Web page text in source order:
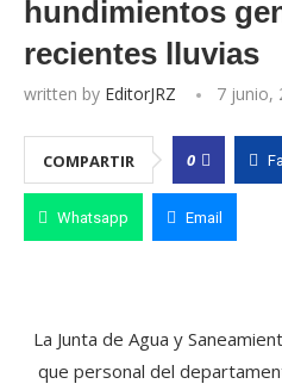
hundimientos
recientes lluvias
written by EditorJRZ 7 junio,
COMPARTIR 0
Whatsapp Email
La Junta de Agua y
que personal del